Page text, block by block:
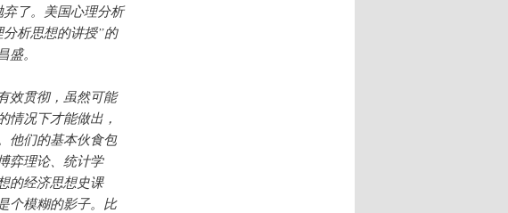
了。美国心理分析
析思想的讲授”的
。
贯彻，虽然可能
情况下才能做出，
他们的基本伙食包
弈理论、统计学
的经济思想史课
个模糊的影子。比